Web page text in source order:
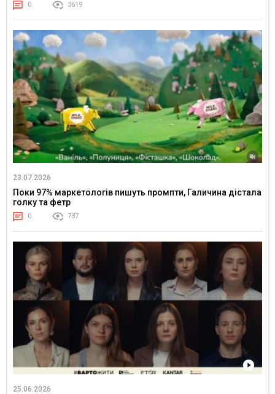
0 3619
23.07.2026
Поки 97% маркетологів пишуть промпти, Галичина дістала
голку та фетр
0 737
25.06.2026